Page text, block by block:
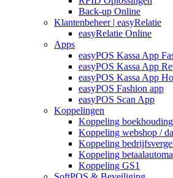
Back-up Online
Klantenbeheer | easyRelatie
easyRelatie Online
Apps
easyPOS Kassa App
easyPOS Kassa App
easyPOS Kassa App
easyPOS Fashion app
easyPOS Scan App
Koppelingen
Koppeling boekhouding
Koppeling webshop /
Koppeling
Koppeling
Koppeling GS1